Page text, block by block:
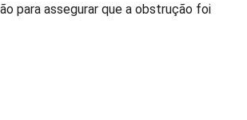
para assegurar que a obstrução foi